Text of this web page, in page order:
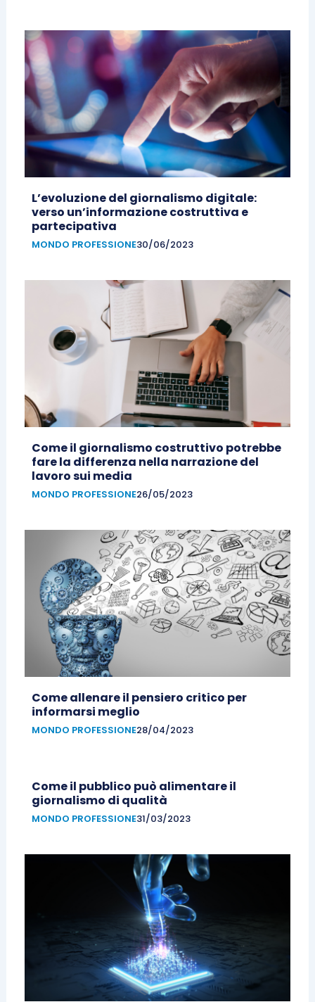
L’evoluzione del giornalismo digitale:
verso un’informazione costruttiva e
partecipativa
MONDO PROFESSIONE30/06/2023
Come il giornalismo costruttivo potrebbe
fare la differenza nella narrazione del
lavoro sui media
MONDO PROFESSIONE26/05/2023
Come allenare il pensiero critico per
informarsi meglio
MONDO PROFESSIONE28/04/2023
Come il pubblico può alimentare il
giornalismo di qualità
MONDO PROFESSIONE31/03/2023